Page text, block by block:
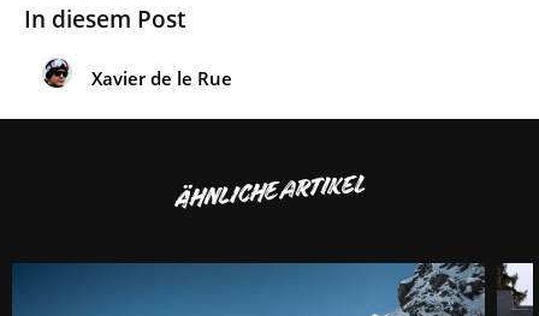
In diesem Post
Xavier de le Rue
ÄHNLICHE ARTIKEL